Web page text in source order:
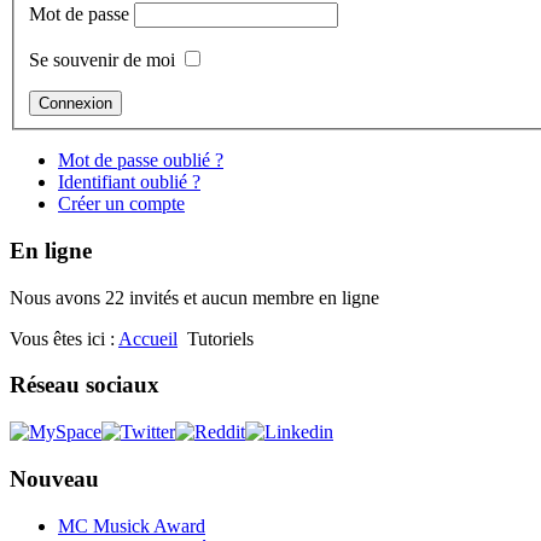
Mot de passe
Se souvenir de moi
Mot de passe oublié ?
Identifiant oublié ?
Créer un compte
En ligne
Nous avons 22 invités et aucun membre en ligne
Vous êtes ici : Accueil Tutoriels
Réseau sociaux
Nouveau
MC Musick Award